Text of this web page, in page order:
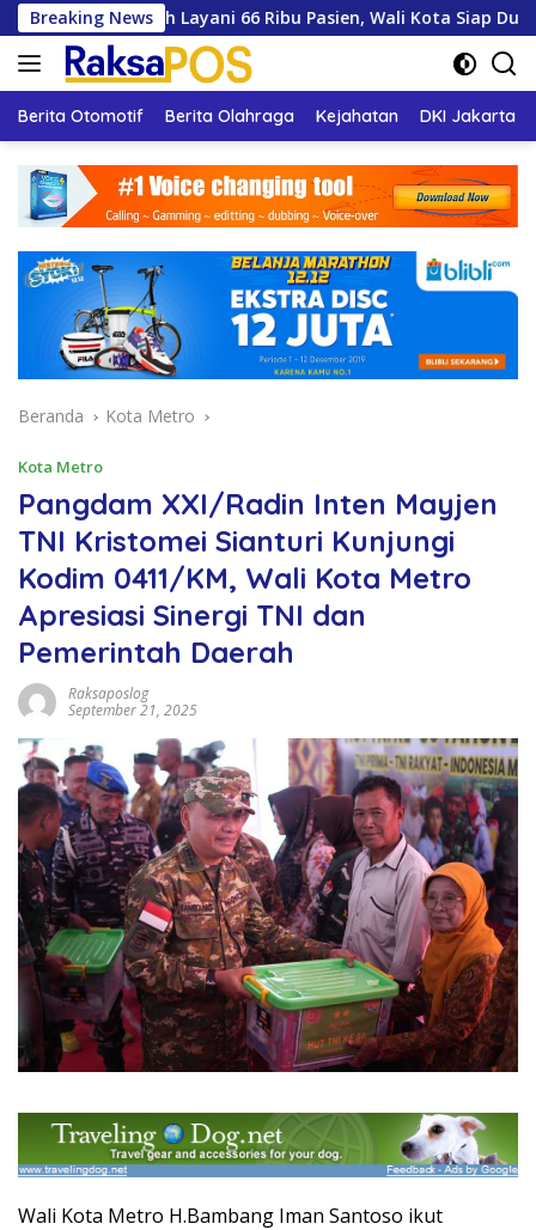
Langsung
ke
konten
Breaking News
Azizah Layani 66 Ribu Pasien, Wali Kota Siap Dukung
Berita Otomotif Berita Olahraga Kejahatan DKI Jakarta
Beranda Kota Metro
Kota Metro
Pangdam XXI/Radin Inten Mayjen
TNI Kristomei Sianturi Kunjungi
Kodim 0411/KM, Wali Kota Metro
Apresiasi Sinergi TNI dan
Pemerintah Daerah
Raksaposlog
September 21, 2025
Wali Kota Metro H.Bambang Iman Santoso ikut